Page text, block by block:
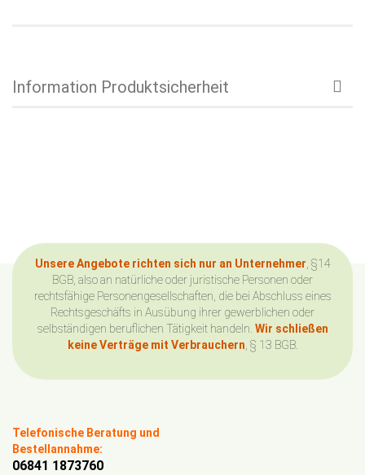
Information Produktsicherheit
Unsere Angebote richten sich nur an Unternehmer , §14
BGB, also an natürliche oder juristische Personen oder
rechtsfähige Personengesellschaften, die bei Abschluss eines
Rechtsgeschäfts in Ausübung ihrer gewerblichen oder
selbständigen beruflichen Tätigkeit handeln. Wir schließen
keine Verträge mit Verbrauchern , § 13 BGB.
Telefonische Beratung und
Bestellannahme:
06841 1873760